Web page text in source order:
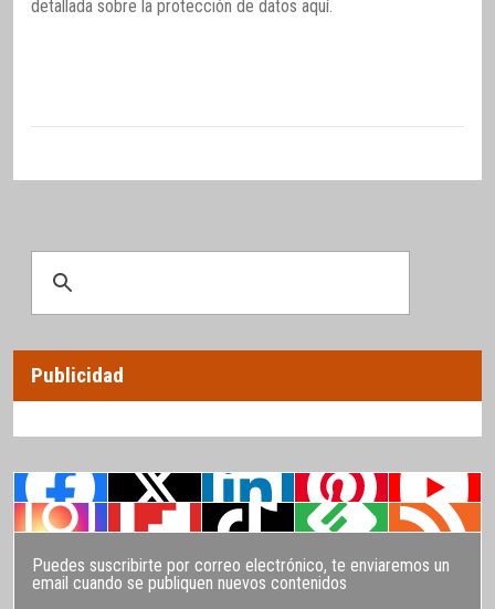
detallada sobre la protección de datos aquí.
Publicidad
Puedes suscribirte por correo electrónico, te enviaremos un
email cuando se publiquen nuevos contenidos